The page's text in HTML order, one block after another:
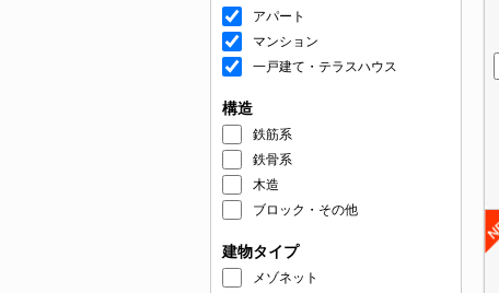
アパート
マンション
一戸建て・テラスハウス
構造
鉄筋系
鉄骨系
木造
ブロック・その他
建物タイプ
メゾネット